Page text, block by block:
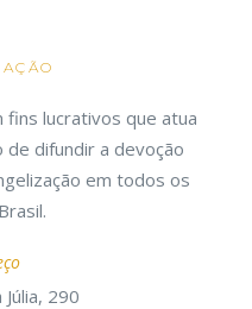
fins lucrativos que atua
difundir a devoção
em todos os
Júlia, 290